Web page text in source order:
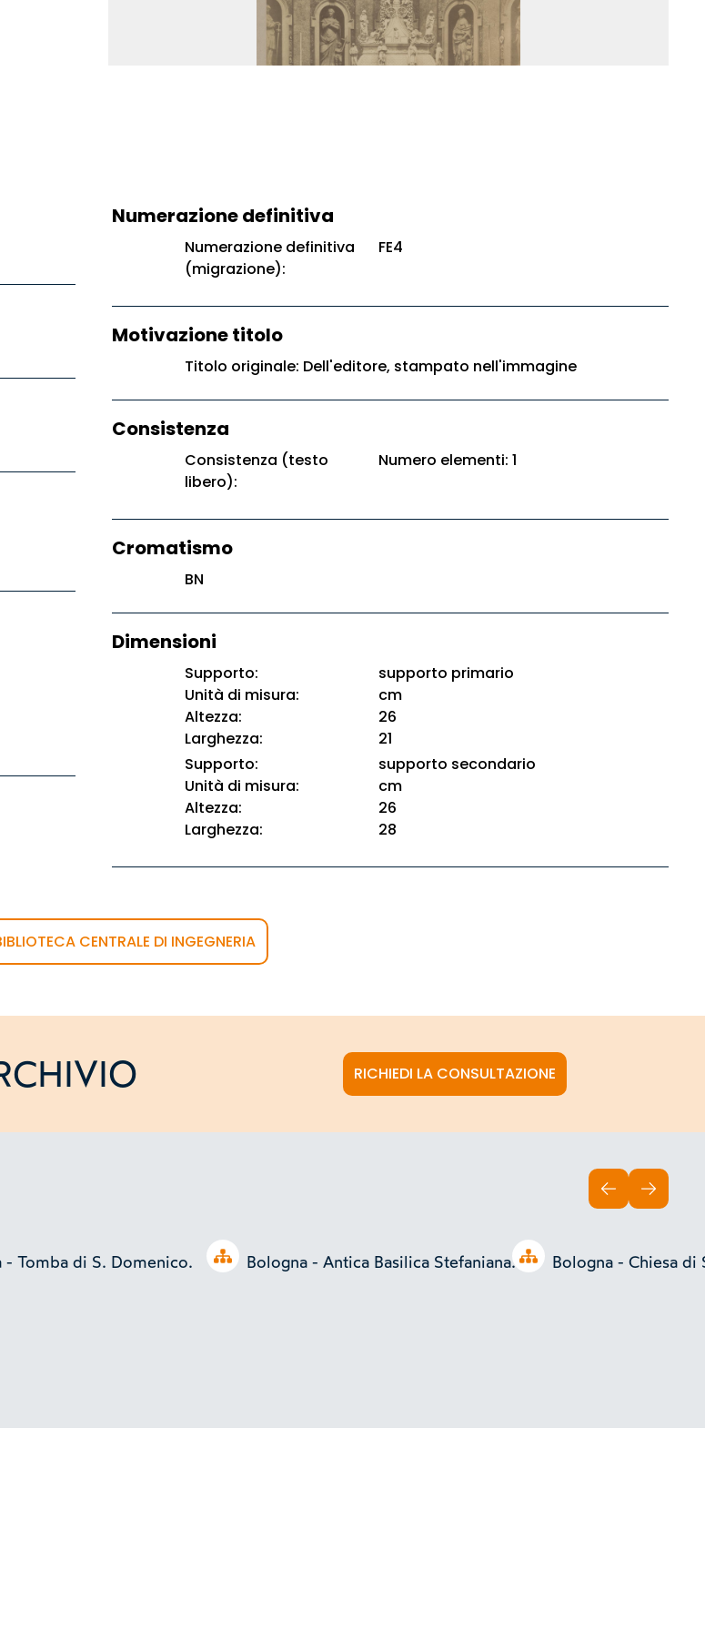
Numerazione definitiva
Numerazione definitiva
(migrazione):
FE4
Motivazione titolo
Titolo originale: Dell'editore, stampato nell'immagine
Consistenza
Consistenza (testo
libero):
Numero elementi: 1
Cromatismo
BN
Dimensioni
Supporto:
supporto primario
Unità di misura:
cm
Altezza:
26
Larghezza:
21
Supporto:
supporto secondario
Unità di misura:
cm
Altezza:
26
Larghezza:
28
CENTRALE DI INGEGNERIA
RICHIEDI LA CONSULTAZIONE
Open tree
- Tomba di S. Domenico. Open tree
Bologna - Antica Basilica Stefaniana. Bologna - Chiesa di
INDIETROAVANTI